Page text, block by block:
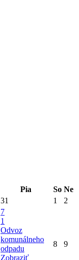
Pia So Ne
31 1 2
7
1
Odvoz
komunálneho
odpadu
Zobraziť
8 9